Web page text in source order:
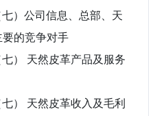
）公司信息、总部、天
的竞争对手
） 天然皮革产品及服务
） 天然皮革收入及毛利